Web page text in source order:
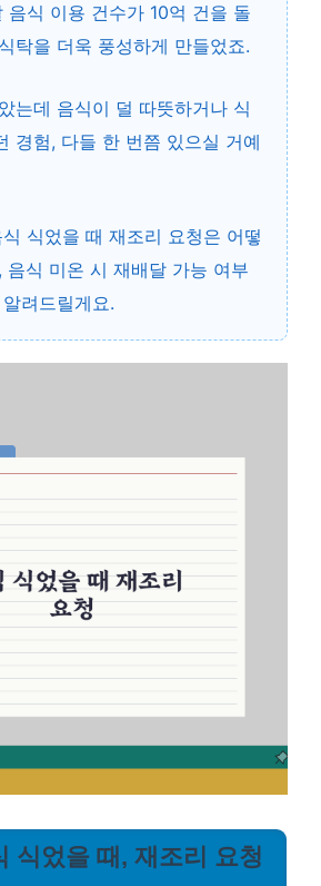
음식 이용 건수가 10억 건을 돌
탁을 더욱 풍성하게 만들었죠.
는데 음식이 덜 따뜻하거나 식
경험, 다들 한 번쯤 있으실 거예
식었을 때 재조리 요청은 어떻
음식 미온 시 재배달 가능 여부
려드릴게요.
식었을 때, 재조리 요청